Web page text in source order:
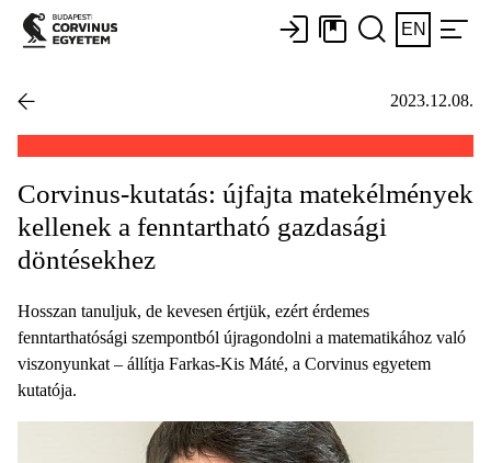
EN
2023.12.08.
Corvinus-kutatás: újfajta matekélmények
kellenek a fenntartható gazdasági
döntésekhez
Hosszan tanuljuk, de kevesen értjük, ezért érdemes
fenntarthatósági szempontból újragondolni a matematikához való
viszonyunkat – állítja Farkas-Kis Máté, a Corvinus egyetem
kutatója.